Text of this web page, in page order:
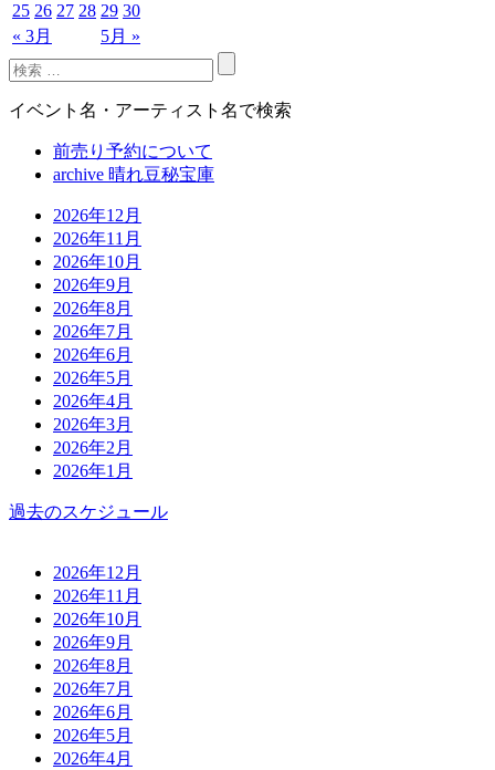
« 3月 5月 »
25 26 27 28 29 30
イベント名・アーティスト名で検索
前売り予約について
archive 晴れ豆秘宝庫
2026年12月
2026年11月
2026年10月
2026年9月
2026年8月
2026年7月
2026年6月
2026年5月
2026年4月
2026年3月
2026年2月
2026年1月
過去のスケジュール
2026年12月
2026年11月
2026年10月
2026年9月
2026年8月
2026年7月
2026年6月
2026年5月
2026年4月